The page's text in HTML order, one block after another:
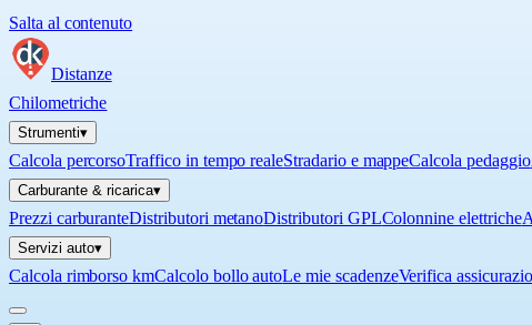
Salta al contenuto
Distanze
Chilometriche
Strumenti▾
Calcola percorsoTraffico in tempo realeStradario e mappeCalcola pedaggio
Carburante & ricarica▾
Prezzi carburanteDistributori metanoDistributori GPLColonnine elettriche
Servizi auto▾
Calcola rimborso kmCalcolo bollo autoLe mie scadenzeVerifica